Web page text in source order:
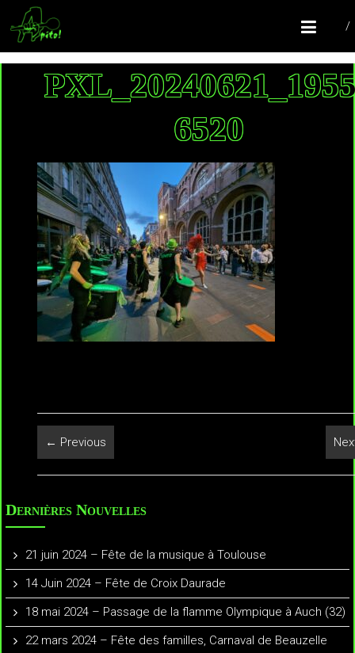
COMPAGNIE APITO!
Batucada Colomiers
6520
← Previous
Dernières Nouvelles
21 juin 2024 – Fête de la musique à Toulouse
14 Juin 2024 – Fête de Croix Daurade
18 mai 2024 – Passage de la flamme Olympique à Auch (32)
22 mars 2024 – Fête des familles, Carnaval de Beauzelle